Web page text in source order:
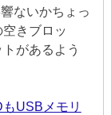
ないかちょっ
きブロッ
があるよう
USBメモリ